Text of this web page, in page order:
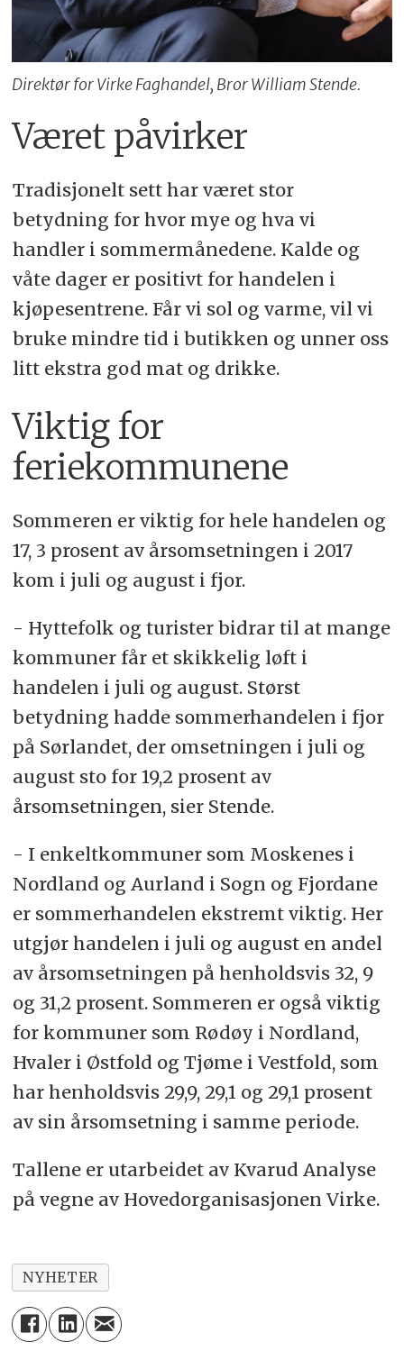
Direktør for Virke Faghandel, Bror William Stende.
Været påvirker
Tradisjonelt sett har været stor
betydning for hvor mye og hva vi
handler i sommermånedene. Kalde og
våte dager er positivt for handelen i
kjøpesentrene. Får vi sol og varme, vil vi
bruke mindre tid i butikken og unner oss
litt ekstra god mat og drikke.
Viktig for
feriekommunene
Sommeren er viktig for hele handelen og
17, 3 prosent av årsomsetningen i 2017
kom i juli og august i fjor.
- Hyttefolk og turister bidrar til at mange
kommuner får et skikkelig løft i
handelen i juli og august. Størst
betydning hadde sommerhandelen i fjor
på Sørlandet, der omsetningen i juli og
august sto for 19,2 prosent av
årsomsetningen, sier Stende.
- I enkeltkommuner som Moskenes i
Nordland og Aurland i Sogn og Fjordane
er sommerhandelen ekstremt viktig. Her
utgjør handelen i juli og august en andel
av årsomsetningen på henholdsvis 32, 9
og 31,2 prosent. Sommeren er også viktig
for kommuner som Rødøy i Nordland,
Hvaler i Østfold og Tjøme i Vestfold, som
har henholdsvis 29,9, 29,1 og 29,1 prosent
av sin årsomsetning i samme periode.
Tallene er utarbeidet av Kvarud Analyse
på vegne av Hovedorganisasjonen Virke.
NYHETER